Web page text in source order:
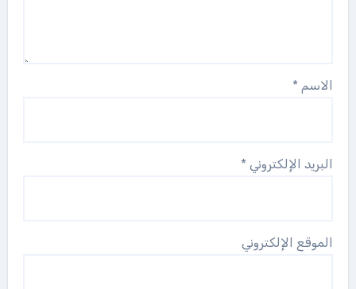
الاسم *
البريد الإلكتروني *
الموقع الإلكتروني